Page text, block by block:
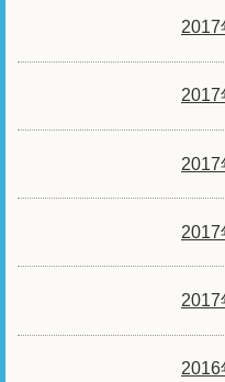
2017
2017
2017
2017
2017
2016